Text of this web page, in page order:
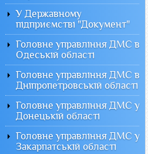
У Державному
підприємстві "Документ"
Головне управління ДМС в
Одеській області
Головне управління ДМС в
Дніпропетровській області
Головне управління ДМС у
Донецькій області
Головне управління ДМС у
Закарпатській області